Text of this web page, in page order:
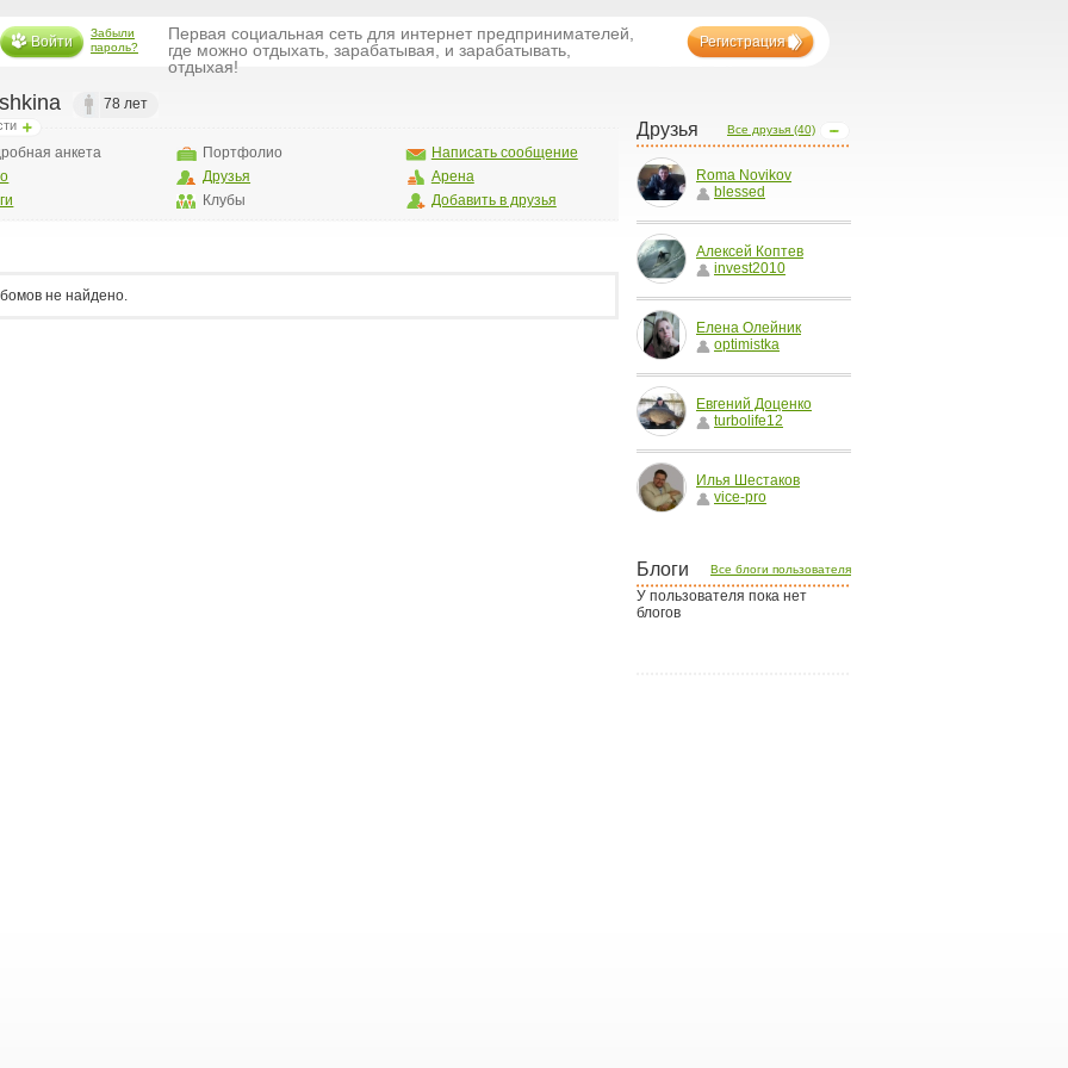
Войти
Забыли
пароль?
Первая социальная сеть для интернет предпринимателей,
где можно отдыхать, зарабатывая, и зарабатывать,
отдыхая!
Регистрация
Все друзья (40)
Друзья
Roma Novikov
blessed
Алексей Коптев
invest2010
Елена Олейник
optimistka
Евгений Доценко
turbolife12
Илья Шестаков
vice-pro
Все блоги пользователя
Блоги
У пользователя пока нет
блогов
78 лет
анкета
Портфолио
Друзья
Клубы
Написать сообщение
Арена
Добавить в друзья
не найдено.